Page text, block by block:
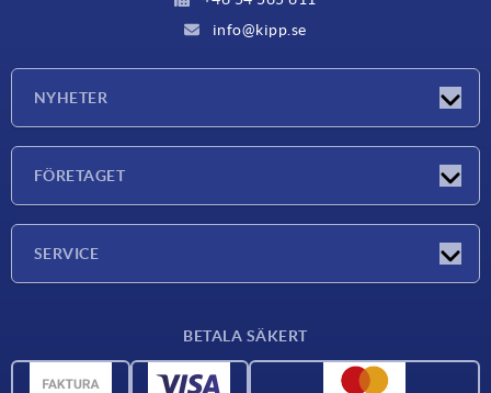
info@kipp.se
NYHETER
FÖRETAGET
SERVICE
CAD-data
BETALA SÄKERT